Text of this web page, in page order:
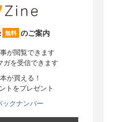
無料 のご案内
が閲覧できます
ガを受信できます
が買える！
トをプレゼント
ックナンバー